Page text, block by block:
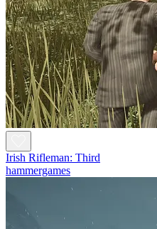
Irish Rifleman: Third
hammergames